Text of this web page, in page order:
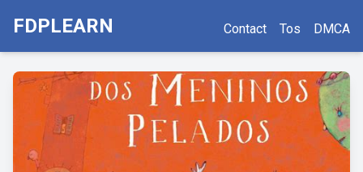
FDPLEARN Contact Tos DMCA